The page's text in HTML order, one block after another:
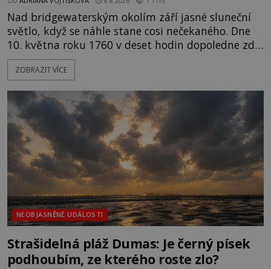
Nad bridgewaterským okolím září jasné sluneční
světlo, když se náhle stane cosi nečekaného. Dne
10. května roku 1760 v deset hodin dopoledne zde
dojde k vůbec prvnímu historicky doloženému
přeletu UFO. Podle záznamů vyzařuje takové
jen o nějaký optický klam, nebo se zde skutečně
právě vznáší mimozemská loď
ZOBRAZIT VÍCE
NEOBJASNĚNÉ UDÁLOSTI
Strašidelná pláž Dumas: Je černý písek
podhoubím, ze kterého roste zlo?